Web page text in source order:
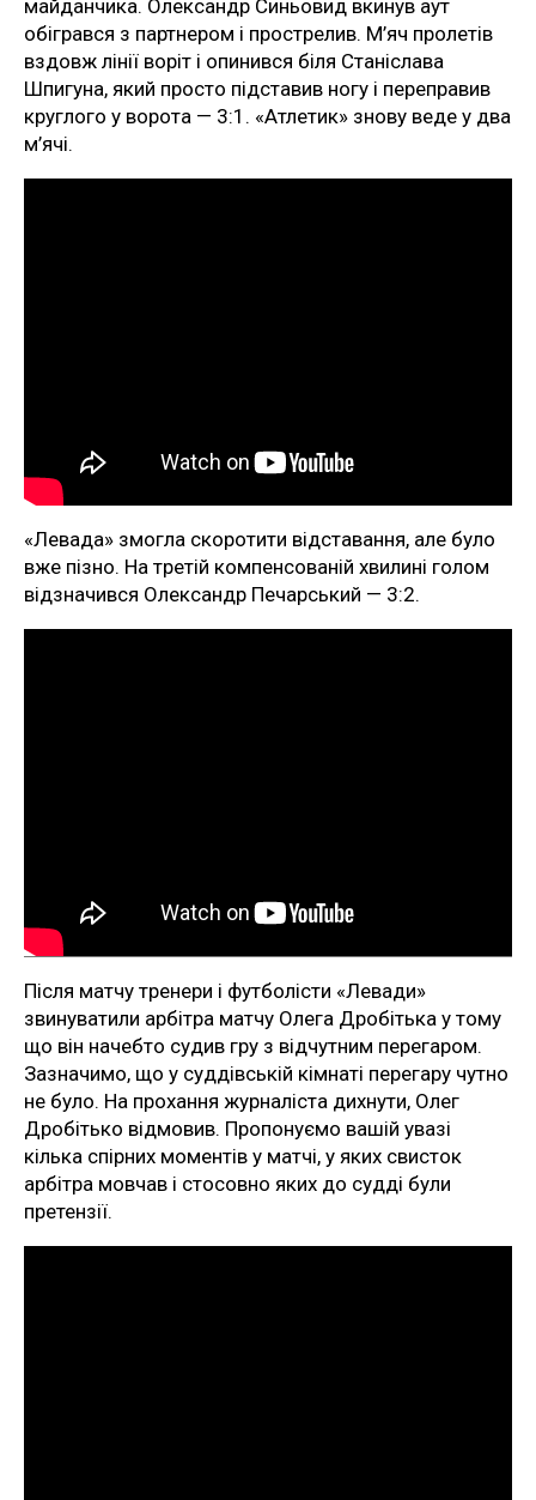
майданчика. Олександр Синьовид вкинув аут
обігрався з партнером і прострелив. М’яч пролетів
вздовж лінії воріт і опинився біля Станіслава
Шпигуна, який просто підставив ногу і переправив
круглого у ворота — 3:1. «Атлетик» знову веде у два
м’ячі.
«Левада» змогла скоротити відставання, але було
вже пізно. На третій компенсованій хвилині голом
відзначився Олександр Печарський — 3:2.
Після матчу тренери і футболісти «Левади»
звинуватили арбітра матчу Олега Дробітька у тому
що він начебто судив гру з відчутним перегаром.
Зазначимо, що у суддівській кімнаті перегару чутно
не було. На прохання журналіста дихнути, Олег
Дробітько відмовив. Пропонуємо вашій увазі
кілька спірних моментів у матчі, у яких свисток
арбітра мовчав і стосовно яких до судді були
претензії.